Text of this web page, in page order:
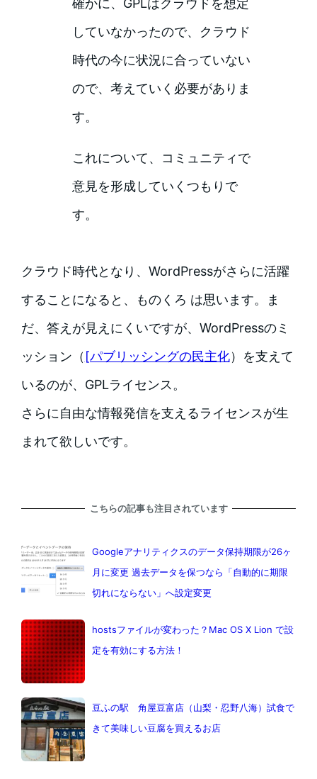
確かに、GPLはクラウドを想定
していなかったので、クラウド
時代の今に状況に合っていない
ので、考えていく必要がありま
す。
これについて、コミュニティで
意見を形成していくつもりで
す。
クラウド時代となり、WordPressがさらに活躍
することになると、ものくろ は思います。ま
だ、答えが見えにくいですが、WordPressのミ
ッション（ [パブリッシングの民主化）を支えて
いるのが、GPLライセンス。
さらに自由な情報発信を支えるライセンスが生
まれて欲しいです。
こちらの記事も注目されています
Googleアナリティクスのデータ保持期限が26ヶ
月に変更 過去データを保つなら「自動的に期限
切れにならない」へ設定変更
hostsファイルが変わった？Mac OS X Lion で設
定を有効にする方法！
豆ふの駅 角屋豆富店（山梨・忍野八海）試食で
きて美味しい豆腐を買えるお店